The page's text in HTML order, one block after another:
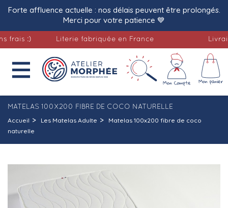
Forte affluence actuelle : nos délais peuvent être prolongés.
Merci pour votre patience 💙
:) Literie fabriquée en France Livraison

MATELAS 100X200 FIBRE DE COCO NATURELLE
Accueil Les Matelas Adulte
Matelas 100x200 fibre de coco
naturelle